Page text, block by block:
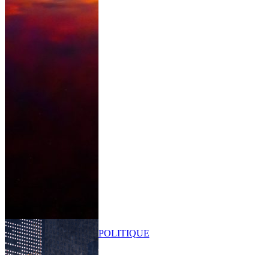
POLITIQUE